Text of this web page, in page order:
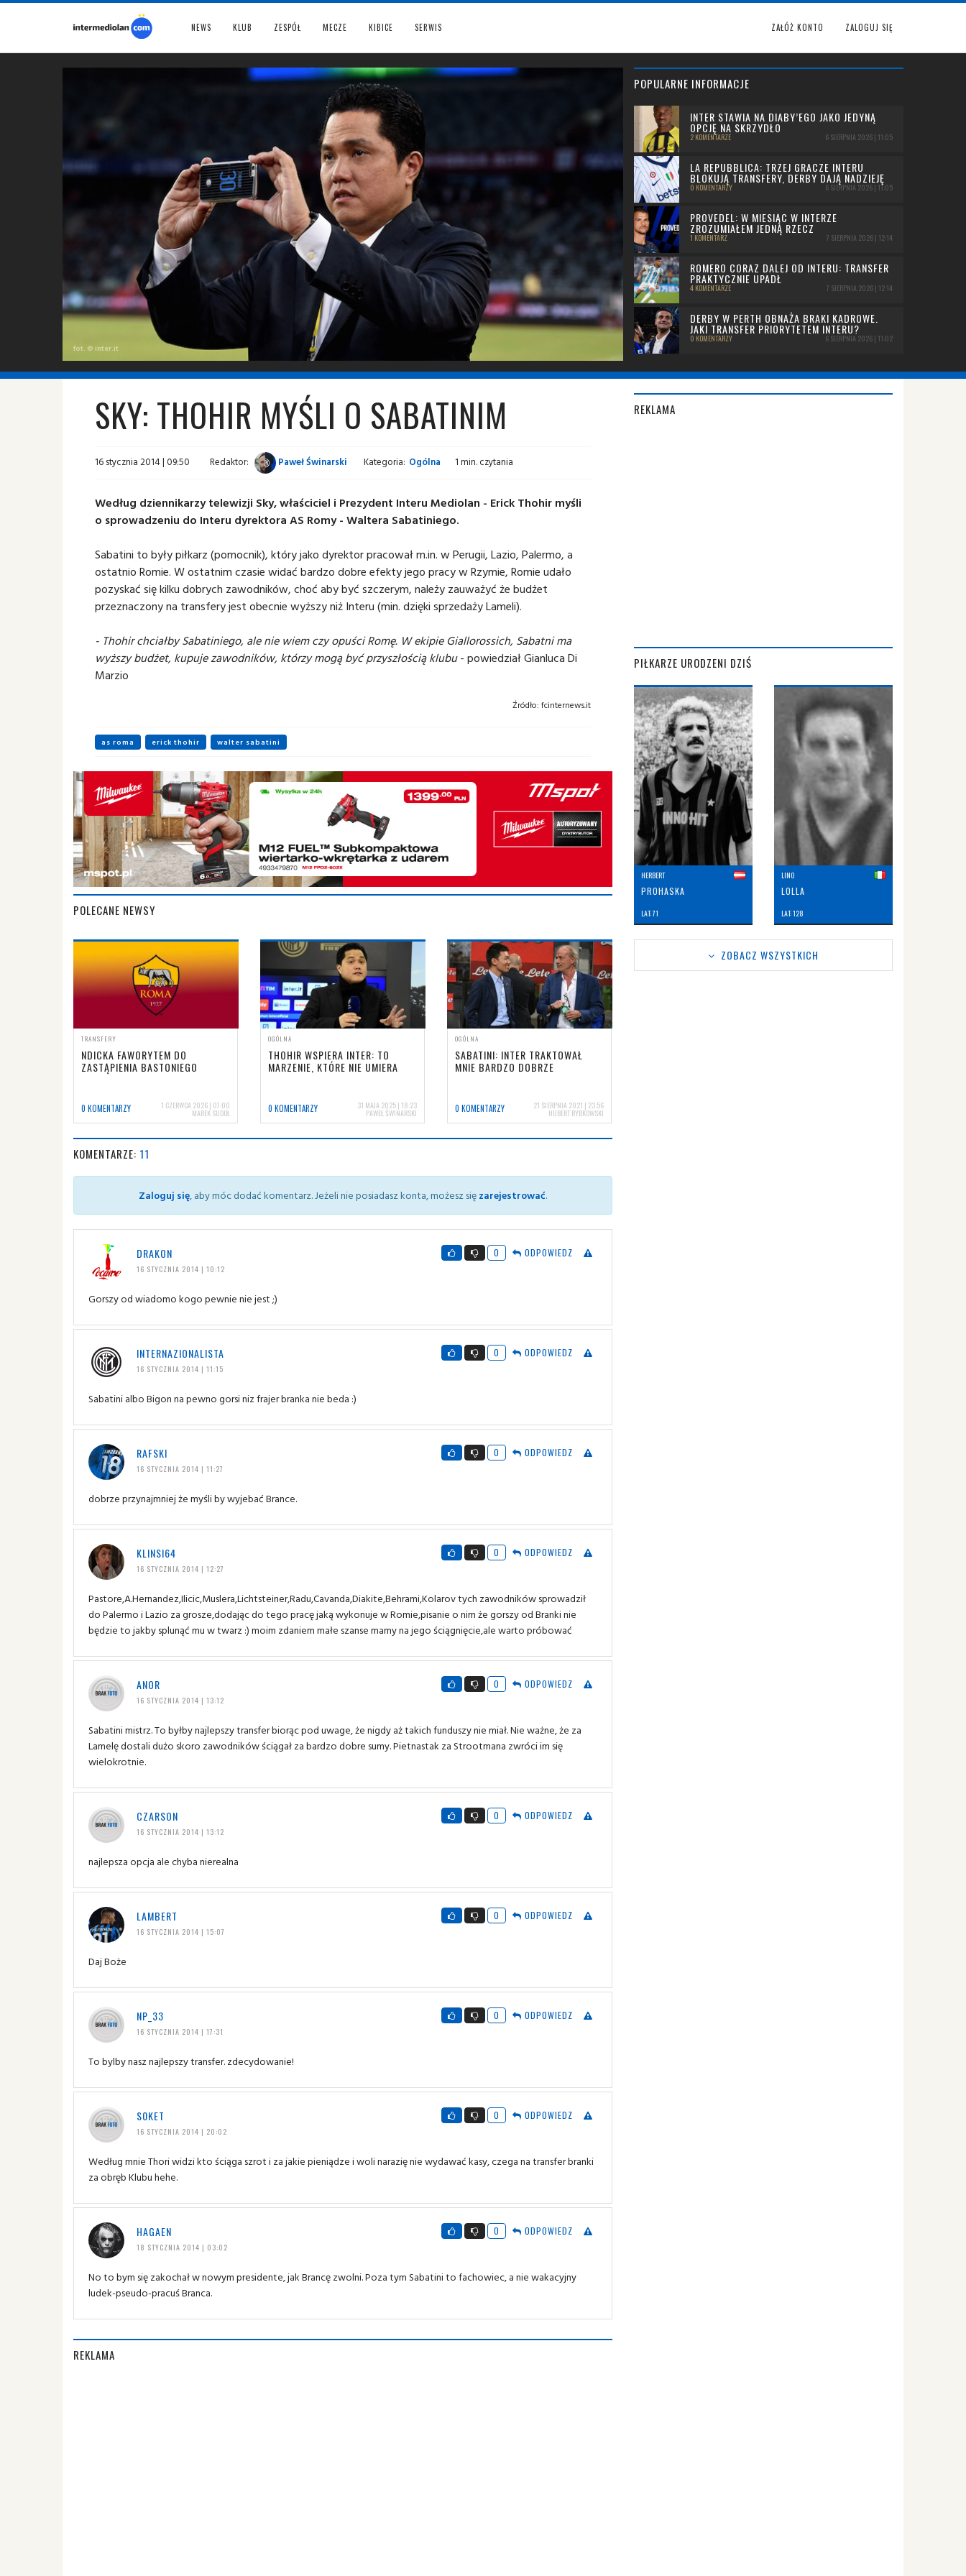
NEWS KLUB ZESPÓŁ MECZE KIBICE SERWIS ZAŁÓŻ KONTO ZALOGUJ SIĘ
fot. © inter.it
POPULARNE INFORMACJE
INTER STAWIA NA DIABY’EGO JAKO JEDYNĄ
OPCJĘ NA SKRZYDŁO
2 KOMENTARZE 6 SIERPNIA 2026 | 11:05
LA REPUBBLICA: TRZEJ GRACZE INTERU
BLOKUJĄ TRANSFERY, DERBY DAJĄ NADZIEJĘ
0 KOMENTARZY 6 SIERPNIA 2026 | 11:05
PROVEDEL: W MIESIĄC W INTERZE
ZROZUMIAŁEM JEDNĄ RZECZ
1 KOMENTARZ 7 SIERPNIA 2026 | 12:14
ROMERO CORAZ DALEJ OD INTERU: TRANSFER
PRAKTYCZNIE UPADŁ
4 KOMENTARZE 7 SIERPNIA 2026 | 12:14
DERBY W PERTH OBNAŻA BRAKI KADROWE.
JAKI TRANSFER PRIORYTETEM INTERU?
0 KOMENTARZY 6 SIERPNIA 2026 | 11:02
SKY: THOHIR MYŚLI O SABATINIM
16 stycznia 2014 | 09:50 Redaktor: Paweł Świnarski Kategoria: Ogólna 1 min. czytania
Według dziennikarzy telewizji Sky, właściciel i Prezydent Interu Mediolan - Erick Thohir myśli
o sprowadzeniu do Interu dyrektora AS Romy - Waltera Sabatiniego.
Sabatini to były piłkarz (pomocnik), który jako dyrektor pracował m.in. w Perugii, Lazio, Palermo, a
ostatnio Romie. W ostatnim czasie widać bardzo dobre efekty jego pracy w Rzymie, Romie udało
pozyskać się kilku dobrych zawodników, choć aby być szczerym, należy zauważyć że budżet
przeznaczony na transfery jest obecnie wyższy niż Interu (min. dzięki sprzedaży Lameli).
- Thohir chciałby Sabatiniego, ale nie wiem czy opuści Romę. W ekipie Giallorossich, Sabatni ma
wyższy budżet, kupuje zawodników, którzy mogą być przyszłością klubu- powiedział Gianluca Di
Marzio
Źródło: fcinternews.it
as roma erick thohir walter sabatini
POLECANE NEWSY
TRANSFERY
NDICKA FAWORYTEM DO
ZASTĄPIENIA BASTONIEGO
0 KOMENTARZY 1 CZERWCA 2026 | 07:00
MAREK SUDOŁ
OGÓLNA
THOHIR WSPIERA INTER: TO
MARZENIE, KTÓRE NIE UMIERA
0 KOMENTARZY 31 MAJA 2025 | 18:23
PAWEŁ ŚWINARSKI
OGÓLNA
SABATINI: INTER TRAKTOWAŁ
MNIE BARDZO DOBRZE
0 KOMENTARZY 21 SIERPNIA 2021 | 23:56
HUBERT RYBKOWSKI
KOMENTARZE: 11
Zaloguj się, aby móc dodać komentarz. Jeżeli nie posiadasz konta, możesz sięzarejestrować.
DRAKON
16 STYCZNIA 2014 | 10:12
0 ODPOWIEDZ
Gorszy od wiadomo kogo pewnie nie jest ;)
INTERNAZIONALISTA
16 STYCZNIA 2014 | 11:15
0 ODPOWIEDZ
Sabatini albo Bigon na pewno gorsi niz frajer branka nie beda :)
RAFSKI
16 STYCZNIA 2014 | 11:27
0 ODPOWIEDZ
dobrze przynajmniej że myśli by wyjebać Brance.
KLINSI64
16 STYCZNIA 2014 | 12:27
0 ODPOWIEDZ
Pastore,A.Hernandez,Ilicic,Muslera,Lichtsteiner,Radu,Cavanda,Diakite,Behrami,Kolarov tych zawodników sprowadził
do Palermo i Lazio za grosze,dodając do tego pracę jaką wykonuje w Romie,pisanie o nim że gorszy od Branki nie
będzie to jakby splunąć mu w twarz :) moim zdaniem małe szanse mamy na jego ściągnięcie,ale warto próbować
ANOR
16 STYCZNIA 2014 | 13:12
0 ODPOWIEDZ
Sabatini mistrz. To byłby najlepszy transfer biorąc pod uwage, że nigdy aż takich funduszy nie miał. Nie ważne, że za
Lamelę dostali dużo skoro zawodników ściągał za bardzo dobre sumy. Pietnastak za Strootmana zwróci im się
wielokrotnie.
CZARSON
16 STYCZNIA 2014 | 13:12
0 ODPOWIEDZ
najlepsza opcja ale chyba nierealna
LAMBERT
16 STYCZNIA 2014 | 15:07
0 ODPOWIEDZ
Daj Boże
NP_33
16 STYCZNIA 2014 | 17:31
0 ODPOWIEDZ
To bylby nasz najlepszy transfer. zdecydowanie!
S0KET
16 STYCZNIA 2014 | 20:02
0 ODPOWIEDZ
Według mnie Thori widzi kto ściąga szrot i za jakie pieniądze i woli narazię nie wydawać kasy, czega na transfer branki
za obręb Klubu hehe.
HAGAEN
18 STYCZNIA 2014 | 03:02
0 ODPOWIEDZ
No to bym się zakochał w nowym presidente, jak Brancę zwolni. Poza tym Sabatini to fachowiec, a nie wakacyjny
ludek-pseudo-pracuś Branca.
REKLAMA
REKLAMA
PIŁKARZE URODZENI DZIŚ
HERBERT
PROHASKA
LAT: 71
LINO
LOLLA
LAT: 128
ZOBACZ WSZYSTKICH